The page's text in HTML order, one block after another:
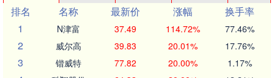
排名
名称 最新价 涨幅
换手率
1
N津富 37.49 114.72% 77.46%
2 威尔高 39.83 20.01% 17.76%
3 锴威特 77.82 20.00% 1.17%